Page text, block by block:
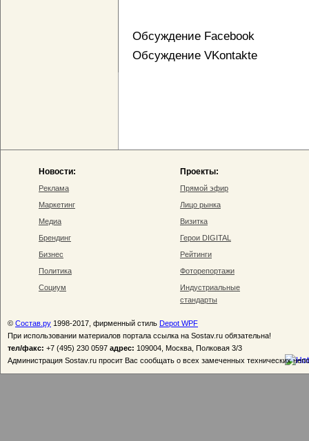
Обсуждение Facebook
Обсуждение VKontakte
Новости:
Реклама
Маркетинг
Медиа
Брендинг
Бизнес
Политика
Социум
Проекты:
Прямой эфир
Лицо рынка
Визитка
Герои DIGITAL
Рейтинги
Фоторепортажи
Индустриальные
стандарты
© Состав.ру 1998-2017, фирменный стиль Depot WPF
При использовании материалов портала ссылка на Sostav.ru обязательна!
тел/факс: +7 (495) 230 0597 адрес: 109004, Москва, Полковая 3/3
Администрация Sostav.ru просит Вас сообщать о всех замеченных технических